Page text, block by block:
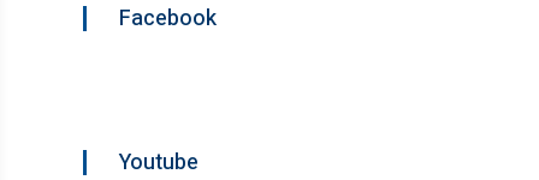
Facebook
Youtube